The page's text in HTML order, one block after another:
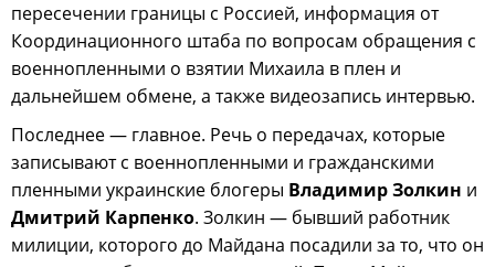
пересечении границы с Россией, информация от
Координационного штаба по вопросам обращения с
военнопленными о взятии Михаила в плен и
дальнейшем обмене, а также видеозапись интервью.
Последнее — главное. Речь о передачах, которые
записывают с военнопленными и гражданскими
пленными украинские блогеры Владимир Золкин и
Дмитрий Карпенко. Золкин — бывший работник
милиции, которого до Майдана посадили за то, что он